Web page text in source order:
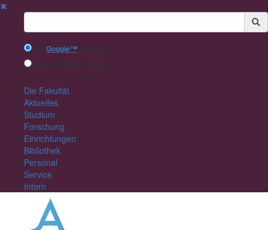
✖
Suchbegriff
Mit Google™ suchen
Interne Suche nutzen
Die Fakultät
Aktuelles
Studium
Forschung
Einrichtungen
Bibliothek
Personal
Service
Intern